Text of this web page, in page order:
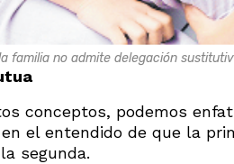
familia no admite delegación
conceptos, podemos
el entendido de que la
segunda.